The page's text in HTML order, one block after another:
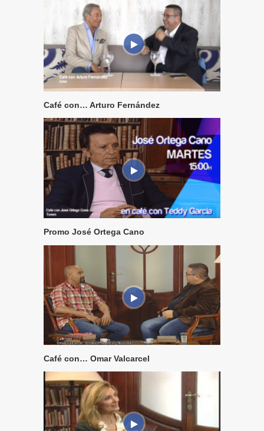
Café con… Arturo Fernández
Promo José Ortega Cano
Café con… Omar Valcarcel